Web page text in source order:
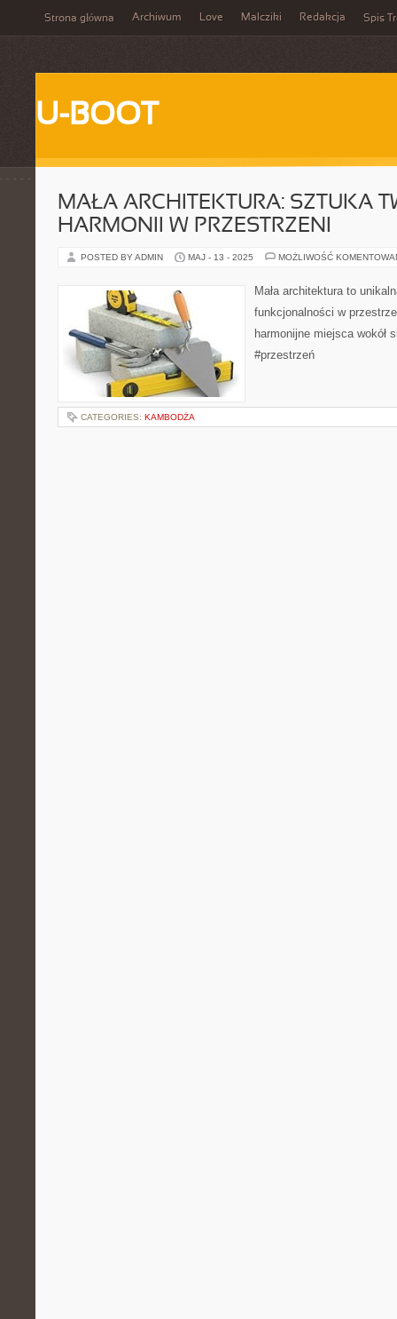
Strona główna Archiwum Love Malcziki Redakcja Spis
U-BOOT
MAŁA ARCHITEKTURA: SZTUKA
HARMONII W PRZESTRZENI
POSTED BY ADMIN MAJ - 13 - 2025 MOŻLIWOŚĆ
Mała architektura to
funkcjonalności w
harmonijne miejsca wokół
#przestrzeń
CATEGORIES: KAMBODŻA